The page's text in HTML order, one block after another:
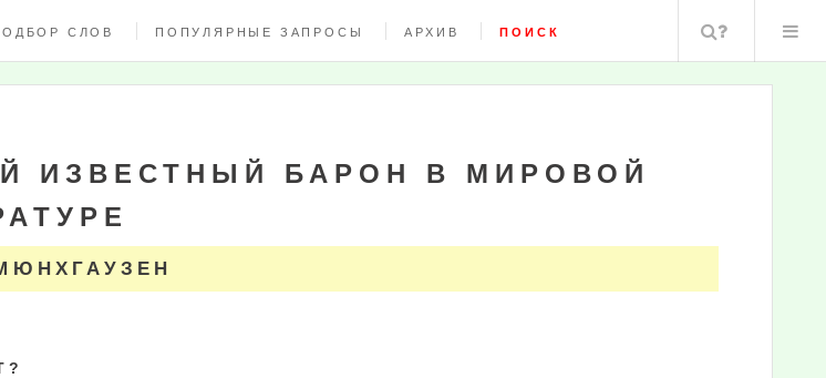
СЛОВ ПОПУЛЯРНЫЕ ЗАПРОСЫ АРХИВ ПОИСК Поиск
ИЗВЕСТНЫЙ БАРОН В МИРОВОЙ